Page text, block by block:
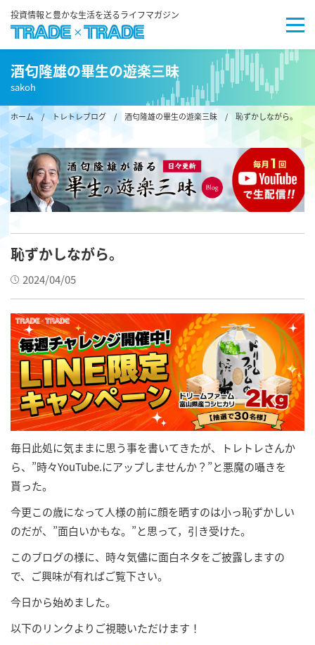
投資情報と豊かな生活を送るライフマガジン
酒匂隆雄の畢生の遊楽三昧
sakoh
ホーム/ トレトレブログ / 酒匂隆雄の畢生の遊楽三昧 / 恥ずかしながら。
恥ずかしながら。
2024/04/05
毎日此処に気ままに思う事を書いてきたが、トレトレさんか
ら、”時々YouTube.にアップしませんか？”と悪魔の囁きを
貰った。
今更この歳になって人様の前に顔を晒すのは小っ恥ずかしい
のだが、”面白いかもな。”と思って，引き受けた。
このブログの様に、時々気儘に面白ネタをご披露しますの
で、ご興味が有ればご覧下さい。
今日から始めました。
以下のリンクよりご視聴いただけます！